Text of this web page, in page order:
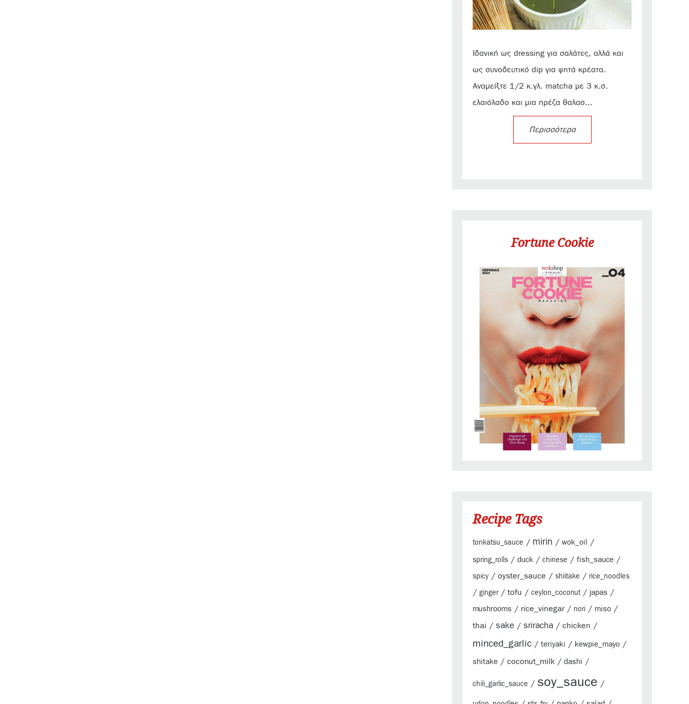
Ιδανική ως dressing για σαλάτες, αλλά και
ως συνοδευτικό dip για ψητά κρέατα.
Αναμείξτε 1/2 κ.γλ. matcha με 3 κ.σ.
ελαιόλαδο και μια πρέζα θαλασ...
Περισσότερα
Fortune Cookie
Recipe Tags
tonkatsu_sauce / mirin / wok_oil /
spring_rolls / duck / chinese / fish_sauce /
spicy / oyster_sauce / shiitake / rice_noodles
/ ginger/ tofu / ceylon_coconut / japas /
mushrooms / rice_vinegar/ nori / miso /
thai / sake / sriracha / chicken /
minced_garlic / teriyaki / kewpie_mayo /
shitake / coconut_milk / dashi /
chili_garlic_sauce / soy_sauce /